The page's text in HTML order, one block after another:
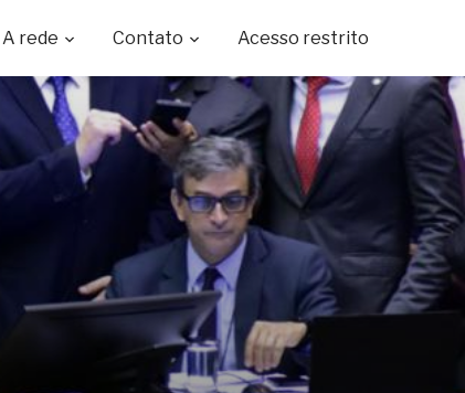
A rede Contato Acesso restrito